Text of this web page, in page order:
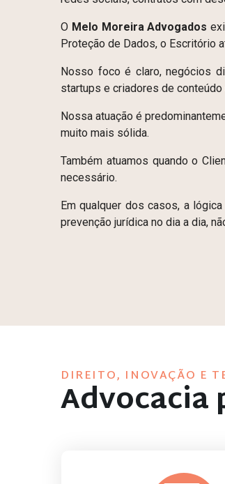
O Melo Moreira Advogados
Proteção de Dados, o Escritório
Nosso foco é claro, negócios
startups e criadores de
Nossa atuação é
muito mais sólida.
Também atuamos quando o
necessário.
Em qualquer dos casos, a
prevenção jurídica no dia a dia,
DIREITO, INOVAÇÃO E
Advocacia